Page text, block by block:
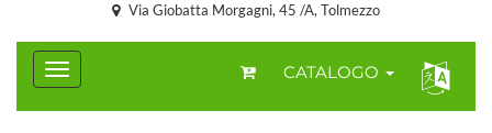
Via Giobatta Morgagni, 45 /A, Tolmezzo
CATALOGO